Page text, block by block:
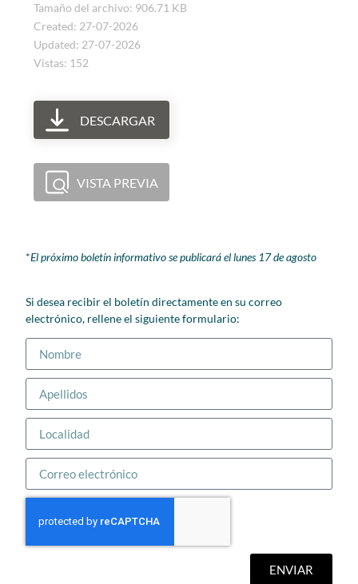
Tamaño del archivo: 906.71 KB
Created: 27-07-2026
Updated: 27-07-2026
Vistas: 152
DESCARGAR
VISTA PREVIA
*El próximo boletín informativo se publicará el lunes 17 de agosto
Si desea recibir el boletín directamente en su correo
electrónico, rellene el siguiente formulario:
ENVIAR